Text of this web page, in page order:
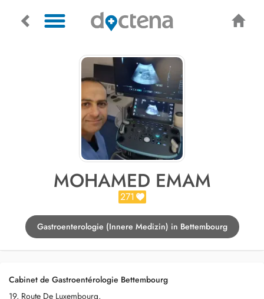
MOHAMED EMAM
271
Gastroenterologie (Innere Medizin) in Bettembourg
Cabinet de Gastroentérologie Bettembourg
19, Route De Luxembourg,